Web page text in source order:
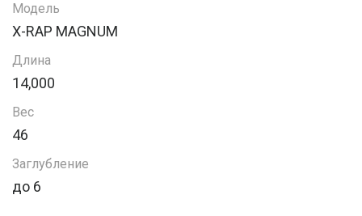
Модель
X-RAP MAGNUM
Длина
14,000
Вес
46
Заглубление
до 6